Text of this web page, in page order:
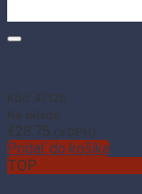
Kód: 47126
Na sklade
€28.75 (s DPH)
Pridať do košíka
TOP